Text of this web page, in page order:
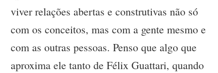
viver relações abertas e construtivas não só
com os conceitos, mas com a gente mesmo e
com as outras pessoas. Penso que algo que
aproxima ele tanto de Félix Guattari, quando